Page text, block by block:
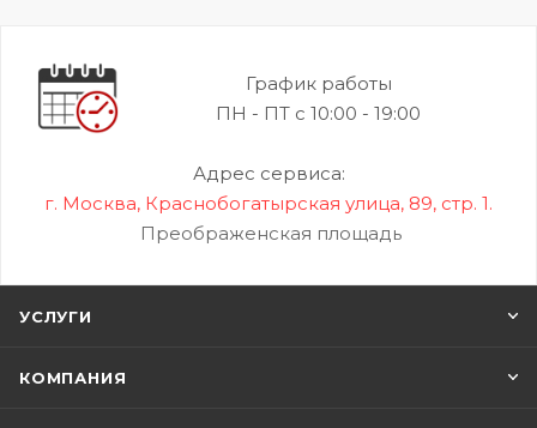
График работы
ПН - ПТ с 10:00 - 19:00
Адрес сервиса:
г. Москва, Краснобогатырская улица, 89, стр. 1.
Преображенская площадь
УСЛУГИ
КОМПАНИЯ